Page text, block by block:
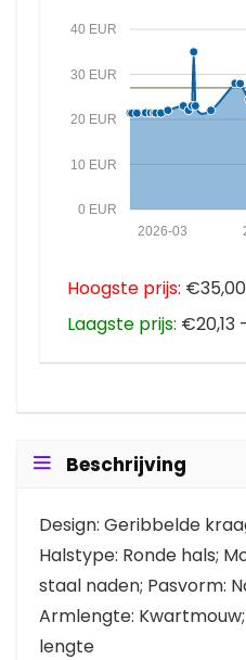
0 EUR
10 EUR
20 EUR
30 EUR
40 EUR
2026-03
Hoogste prijs:
Laagste prijs: €20,13
Beschrijving
Design: Geribbelde
Halstype: Ronde hals;
staal naden; Pasvorm:
Armlengte:
lengte